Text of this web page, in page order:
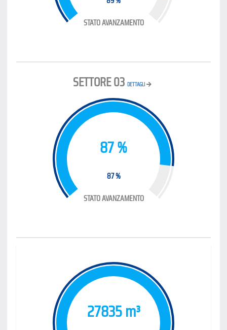
STATO AVANZAMENTO
SETTORE 03 DETTAGLI
STATO AVANZAMENTO
87 %
87 %
27835 m³